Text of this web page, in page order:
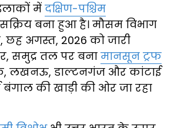
में दक्षिण-पश्चिम
बना हुआ है। मौसम विभाग
छह अगस्त, 2026 को जारी
समुद्र तल पर बना मानसून ट्रफ
लखनऊ, डाल्टनगंज और कांटाई
बंगाल की खाड़ी की ओर जा रहा